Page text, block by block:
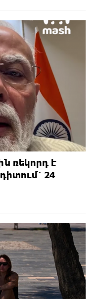
ռեկորդ է
24